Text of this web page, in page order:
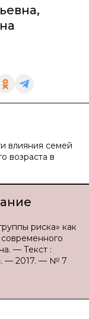
,
влияния семей
возраста в
риска» как
— Текст :
— 2017. — № 7